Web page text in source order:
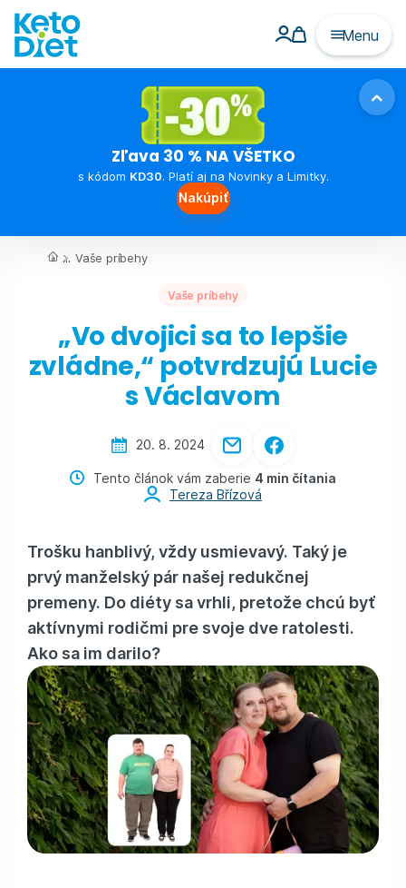
Menu
Zľava 30 % NA VŠETKO
s kódom KD30. Platí aj na Novinky a Limitky.
Nakúpiť
... Vaše príbehy
Vaše príbehy
„Vo dvojici sa to lepšie
zvládne,“ potvrdzujú Lucie
s Václavom
20. 8. 2024
Tento článok vám zaberie 4 min čítania
Tereza Břízová
Trošku hanblivý, vždy usmievavý. Taký je
prvý manželský pár našej redukčnej
premeny. Do diéty sa vrhli, pretože chcú byť
aktívnymi rodičmi pre svoje dve ratolesti.
Ako sa im darilo?